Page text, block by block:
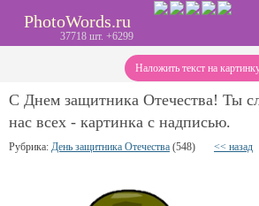
PhotoWords.ru
37718 шт. +6299
Наложить текст на
С Днем защитника Отечества! Ты
нас всех - картинка с надписью.
Рубрика: День защитника Отечества (548) << назад